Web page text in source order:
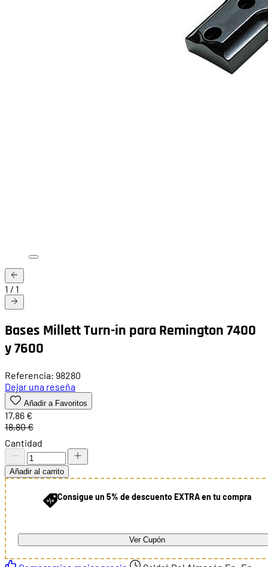
1 / 1
Bases Millett Turn-in para Remington 7400
y 7600
Referencia: 98280
Dejar una reseña
Añadir a Favoritos
17,86 €
18,80 €
Cantidad
Añadir al carrito
Consigue un 5% de descuento EXTRA en tu compra
Ver Cupón